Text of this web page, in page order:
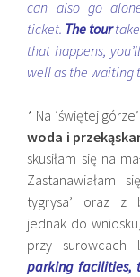
can also go
ticket. The tour
that happens,
well as the waiting
* Na ‘świętej
woda i
skusiłam się na
Zastanawiałam
tygrysa’ oraz z
jednak do
przy surowcach
parking facilities,